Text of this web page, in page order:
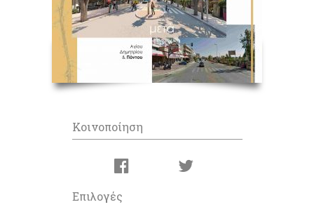
Κοινοποίηση
Επιλογές